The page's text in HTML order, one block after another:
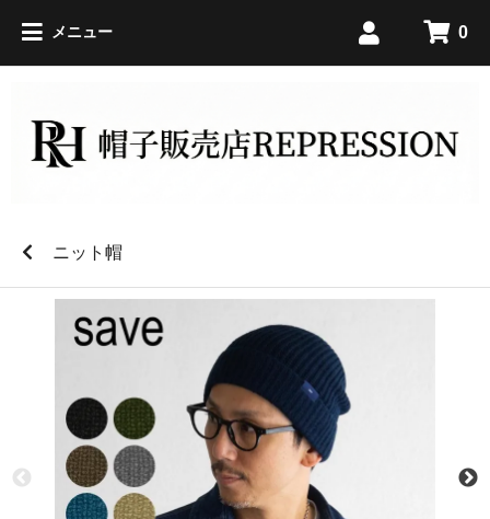
メニュー 0
ニット帽